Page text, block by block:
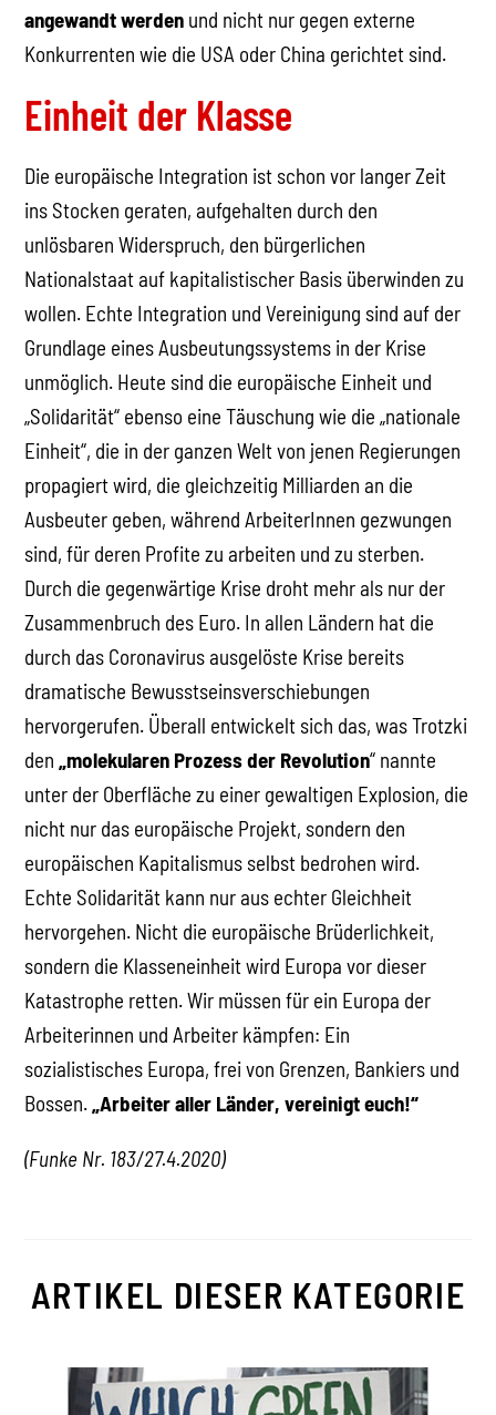
angewandt werden und nicht nur gegen externe
Konkurrenten wie die USA oder China gerichtet sind.
Einheit der Klasse
Die europäische Integration ist schon vor langer Zeit
ins Stocken geraten, aufgehalten durch den
unlösbaren Widerspruch, den bürgerlichen
Nationalstaat auf kapitalistischer Basis überwinden zu
wollen. Echte Integration und Vereinigung sind auf der
Grundlage eines Ausbeutungssystems in der Krise
unmöglich. Heute sind die europäische Einheit und
„Solidarität“ ebenso eine Täuschung wie die „nationale
Einheit“, die in der ganzen Welt von jenen Regierungen
propagiert wird, die gleichzeitig Milliarden an die
Ausbeuter geben, während ArbeiterInnen gezwungen
sind, für deren Profite zu arbeiten und zu sterben.
Durch die gegenwärtige Krise droht mehr als nur der
Zusammenbruch des Euro. In allen Ländern hat die
durch das Coronavirus ausgelöste Krise bereits
dramatische Bewusstseinsverschiebungen
hervorgerufen. Überall entwickelt sich das, was Trotzki
den„molekularen Prozess der Revolution“ nannte
unter der Oberfläche zu einer gewaltigen Explosion, die
nicht nur das europäische Projekt, sondern den
europäischen Kapitalismus selbst bedrohen wird.
Echte Solidarität kann nur aus echter Gleichheit
hervorgehen. Nicht die europäische Brüderlichkeit,
sondern die Klasseneinheit wird Europa vor dieser
Katastrophe retten. Wir müssen für ein Europa der
Arbeiterinnen und Arbeiter kämpfen: Ein
sozialistisches Europa, frei von Grenzen, Bankiers und
Bossen.„Arbeiter aller Länder, vereinigt euch!“
(Funke Nr. 183/27.4.2020)
ARTIKEL DIESER KATEGORIE